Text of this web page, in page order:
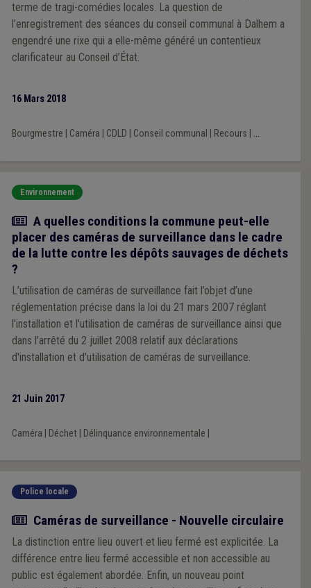
terme de tragi-comédies locales. La question de
l’enregistrement des séances du conseil communal à Dalhem a
engendré une rixe qui a elle-même généré un contentieux
clarificateur au Conseil d’État.
16 Mars 2018
Bourgmestre Caméra CDLD Conseil communal Recours ...
Environnement
Actualité
A quelles conditions la commune peut-elle
placer des caméras de surveillance dans le cadre
de la lutte contre les dépôts sauvages de déchets
?
L’utilisation de caméras de surveillance fait l’objet d’une
réglementation précise dans la loi du 21 mars 2007 réglant
l'installation et l'utilisation de caméras de surveillance ainsi que
dans l’arrêté du 2 juillet 2008 relatif aux déclarations
d'installation et d'utilisation de caméras de surveillance.
21 Juin 2017
Caméra Déchet| Délinquance environnementale
Police locale
Actualité
Caméras de surveillance - Nouvelle circulaire
La distinction entre lieu ouvert et lieu fermé est explicitée. La
différence entre lieu fermé accessible et non accessible au
public est également abordée. Enfin, un nouveau point